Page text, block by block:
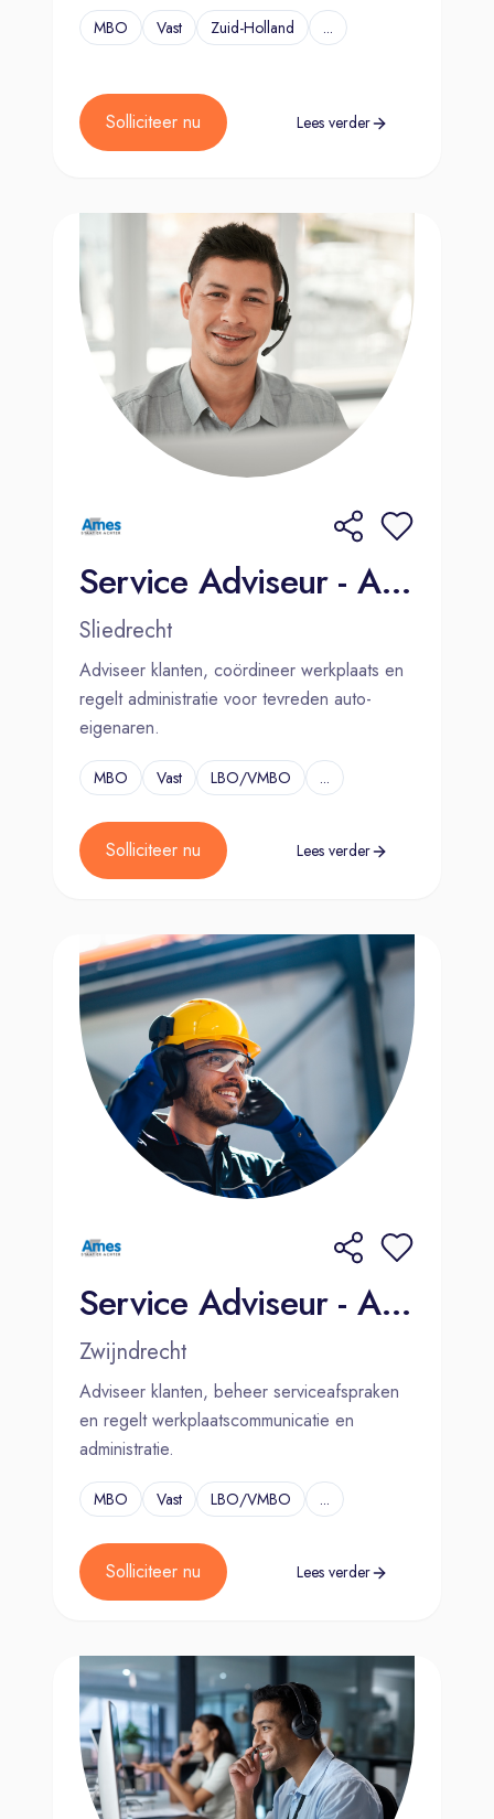
MBO Vast Zuid-Holland ...
Solliciteer nu Lees verder
Service Adviseur - Ames Sliedrecht
Sliedrecht
Adviseer klanten, coördineer werkplaats en
regelt administratie voor tevreden auto-
eigenaren.
MBO Vast LBO/VMBO ...
Solliciteer nu Lees verder
Service Adviseur - Ames Zwijndrecht
Zwijndrecht
Adviseer klanten, beheer serviceafspraken
en regelt werkplaatscommunicatie en
administratie.
MBO Vast LBO/VMBO ...
Solliciteer nu Lees verder